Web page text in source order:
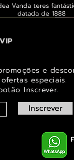
Visualização rápida
Vanda teres
datada de 1888
e
especiais.
Inscrever.
Inscrever